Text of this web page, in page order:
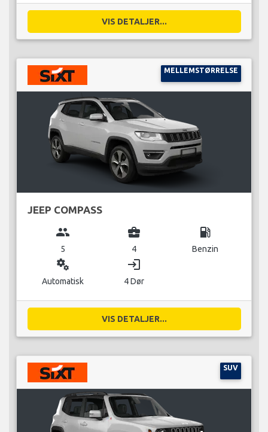
VIS DETALJER...
MELLEMSTØRRELSE
JEEP COMPASS
group
5
business_center
4
local_gas_station
Benzin
miscellaneous_services
Automatisk
login
4 Dør
VIS DETALJER...
SUV